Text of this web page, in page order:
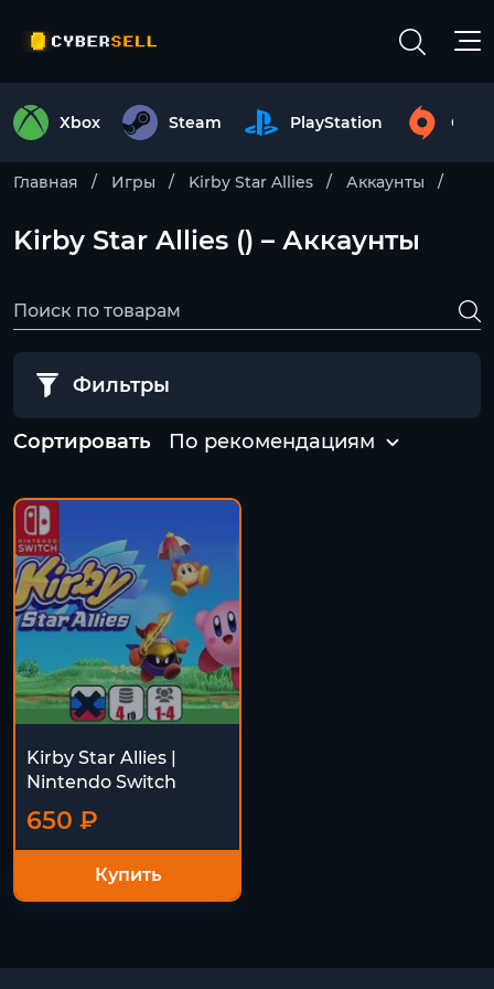
Xbox Steam PlayStation
Главная Игры Kirby Star Allies Аккаунты
Kirby Star Allies () – Аккаунты
Фильтры
Сортировать По рекомендациям
Kirby Star Allies |
Nintendo Switch
650 ₽
Купить